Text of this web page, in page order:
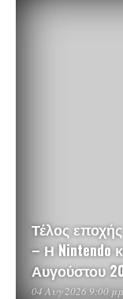
Τέλος εποχής
– Η Nintendo
Αυγούστου
04 Αυγ 2026 9:00 μμ